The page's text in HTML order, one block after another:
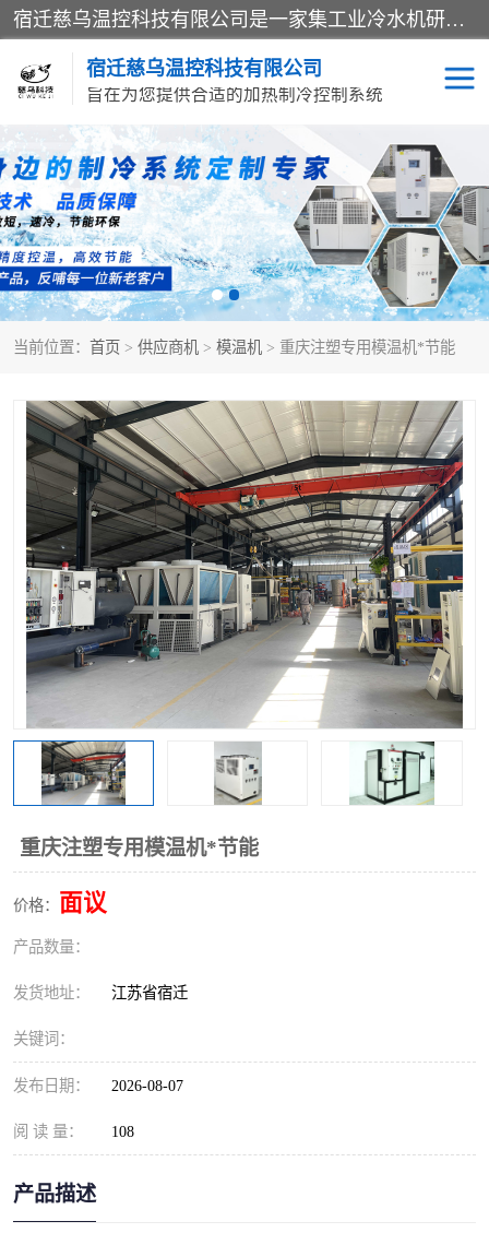
宿迁慈乌温控科技有限公司是一家集工业冷水机研发、制造、营销、服务于一体的技术生产型企业，经营范围包括：冷水机、螺杆式冷水机组、工业冷水机、水冷式冷水机、风冷式冷水机组、风冷螺杆式冷冻机组、冷冻机、注塑专用冷水机、混泥土专用冷水机、低温防爆冷水机组等。专业温控设备供应商 模温机/冷水机/导热油炉定制服务等
宿迁慈乌温控科技有限公司
旨在为您提供合适的加热制冷控制系统
当前位置： 首页 > 供应商机 > 模温机 > 重庆注塑专用模温机*节能
重庆注塑专用模温机*节能
价格： 面议
产品数量：
发货地址： 江苏省宿迁
关键词：
发布日期： 2026-08-07
阅 读 量： 108
产品描述
冷水机 模温机
导热油加热器